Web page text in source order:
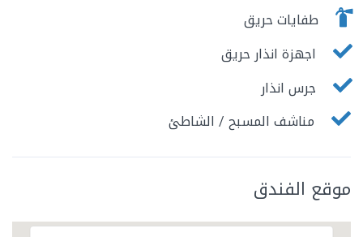
طفايات حريق
اجهزة انذار حريق
جرس انذار
مناشف المسبح / الشاطئ
موقع الفندق